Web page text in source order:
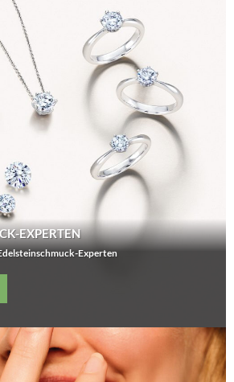
EXPERTEN
Experten